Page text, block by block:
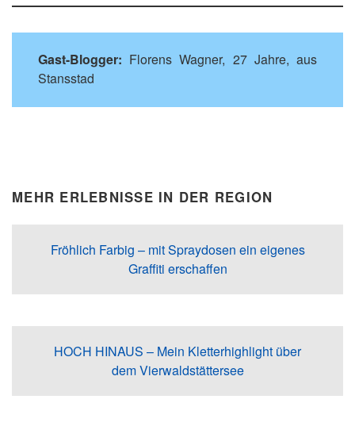
Gast-Blogger: Florens Wagner, 27 Jahre, aus
Stansstad
MEHR ERLEBNISSE IN DER REGION
Fröhlich Farbig – mit Spraydosen ein eigenes
Graffiti erschaffen
HOCH HINAUS – Mein Kletterhighlight über
dem Vierwaldstättersee